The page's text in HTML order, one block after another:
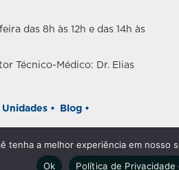
das 8h às 12h e das 14h às
Técnico-Médico: Dr. Elias
Unidades • Blog •
| Todos os direitos reservados |
tenha a melhor experiência em
Ok
Política de